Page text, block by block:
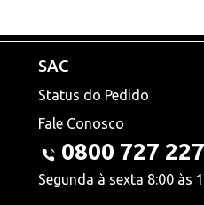
SAC
Status do Pedido
Fale Conosco
0800 727
Segunda à sexta 8:00 às